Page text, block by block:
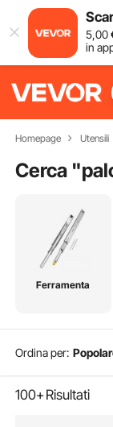
5,00
in
Homepage Utensili
Cerca "
Ferramenta
Ordina per:
100+Risultati